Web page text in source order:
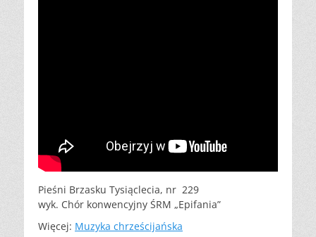
Pieśni Brzasku Tysiąclecia, nr 229
wyk. Chór konwencyjny ŚRM „Epifania”
Więcej: Muzyka chrześcijańska